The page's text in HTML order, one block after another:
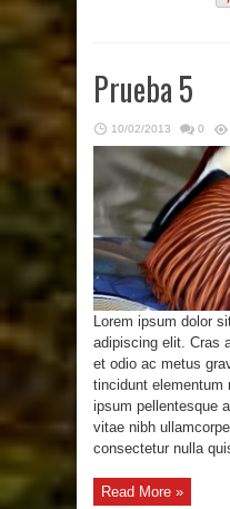
Prueba 5
10/02/2013 0
Lorem ipsum dolor
adipiscing elit. Cras
et odio ac metus
tincidunt elementum
ipsum pellentesque
vitae nibh
consectetur nulla
Read More »